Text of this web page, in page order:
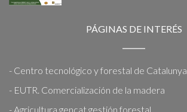
PÁGINAS DE INTERÉS
- Centro tecnológico y forestal de Catalunya
- EUTR. Comercialización de la madera
- Agricultura gencat gestión forestal